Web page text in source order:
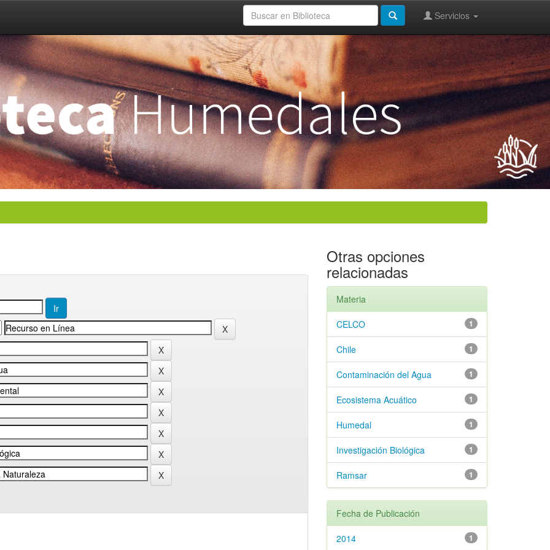
Servicios
Otras opciones
relacionadas
Materia
1
CELCO
1
Chile
1
Contaminación del Agua
1
Ecosistema Acuático
1
Humedal
1
Investigación Biológica
1
Ramsar
Fecha de Publicación
1
2014